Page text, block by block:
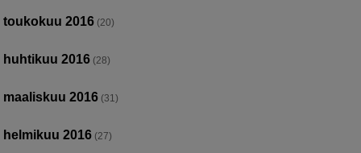
toukokuu 2016 (20)
huhtikuu 2016 (28)
maaliskuu 2016 (31)
helmikuu 2016 (27)